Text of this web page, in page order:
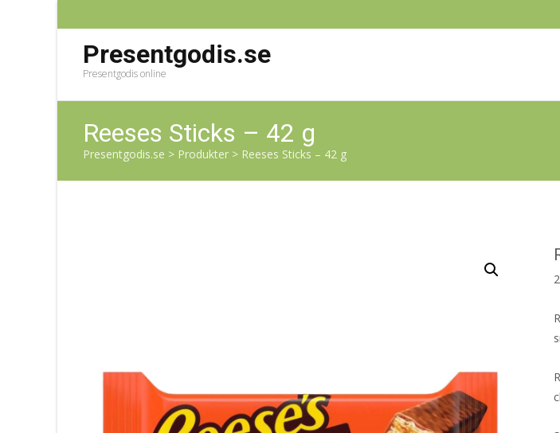
Presentgodis.se
Presentgodis online
Reeses Sticks – 42 g
Presentgodis.se > Produkter > Reeses Sticks – 42 g